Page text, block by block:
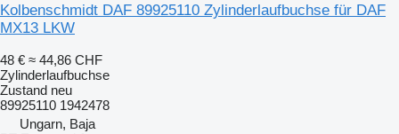
Kolbenschmidt DAF 89925110 Zylinderlaufbuchse für DAF
MX13 LKW
48 € ≈ 44,86 CHF
Zylinderlaufbuchse
Zustand neu
89925110 1942478
Ungarn, Baja